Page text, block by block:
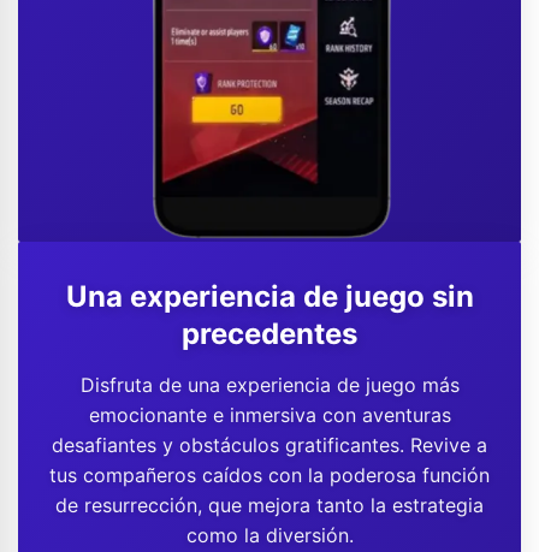
Una experiencia de juego sin
precedentes
Disfruta de una experiencia de juego más
emocionante e inmersiva con aventuras
desafiantes y obstáculos gratificantes. Revive a
tus compañeros caídos con la poderosa función
de resurrección, que mejora tanto la estrategia
como la diversión.